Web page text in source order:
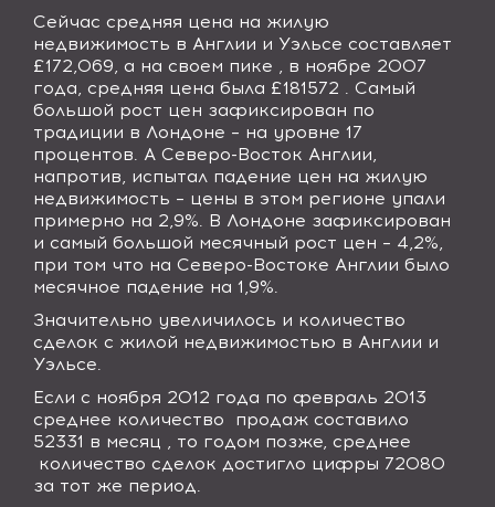
Сейчас средняя цена на жилую
недвижимость в Англии и Уэльсе составляет
£172,069, а на своем пике , в ноябре 2007
года, средняя цена была £181572 . Самый
большой рост цен зафиксирован по
традиции в Лондоне – на уровне 17
процентов. А Северо-Восток Англии,
напротив, испытал падение цен на жилую
недвижимость – цены в этом регионе упали
примерно на 2,9%. В Лондоне зафиксирован
и самый большой месячный рост цен – 4,2%,
при том что на Северо-Востоке Англии было
месячное падение на 1,9%.
Значительно увеличилось и количество
сделок с жилой недвижимостью в Англии и
Уэльсе.
Если с ноября 2012 года по февраль 2013
среднее количество продаж составило
52331 в месяц , то годом позже, среднее
количество сделок достигло цифры 72080
за тот же период.